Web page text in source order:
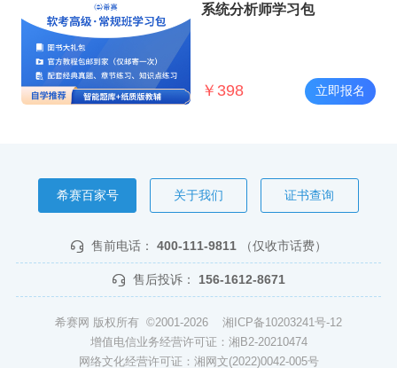
系统分析师学习包
￥ 398 立即报名
希赛百家号 关于我们 证书查询
售前电话： 400-111-9811 （仅收市话费）
售后投诉： 156-1612-8671
希赛网 版权所有 ©2001-2026 湘ICP备10203241号-12
增值电信业务经营许可证：湘B2-20210474
网络文化经营许可证：湘网文(2022)0042-005号